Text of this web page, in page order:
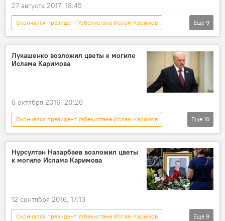
27 августа 2017, 18:45
Скончался президент Узбекистана Ислам Каримов
Общество
Новости
В мире
Ислам Каримов
Лола Каримова
Еще 9
Лукашенко возложил цветы к могиле
Ислама Каримова
6 октября 2016, 20:26
Скончался президент Узбекистана Ислам Каримов
Пресс-дайджест
Новости
Общество
В мире
Азия
Беларусь
Узбекистан
Еще 10
Нурсултан Назарбаев возложил цветы
к могиле Ислама Каримова
12 сентября 2016, 17:13
Скончался президент Узбекистана Ислам Каримов
Еще 9